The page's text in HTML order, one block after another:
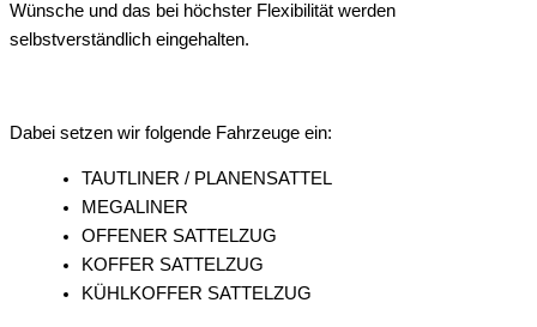
Wünsche und das bei höchster Flexibilität werden
selbstverständlich eingehalten.
Dabei setzen wir folgende Fahrzeuge ein:
TAUTLINER / PLANENSATTEL
MEGALINER
OFFENER SATTELZUG
KOFFER SATTELZUG
KÜHLKOFFER SATTELZUG